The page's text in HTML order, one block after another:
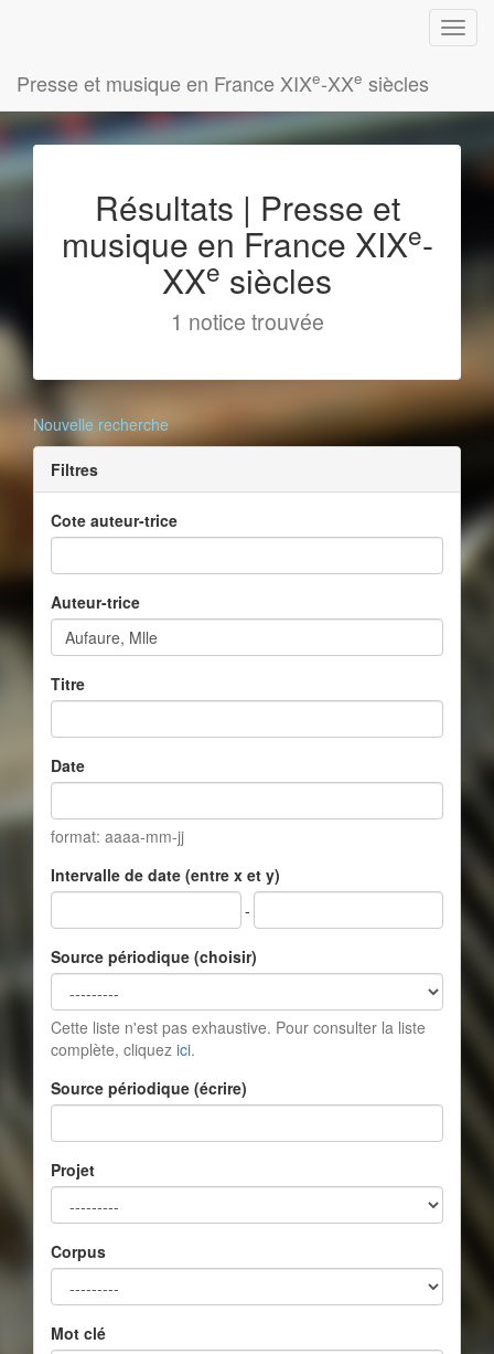
Presse et musique en France XIXe-XXe siècles
Résultats | Presse et
musique en France XIXe-
XXe siècles
1 notice trouvée
Nouvelle recherche
Filtres
Cote auteur-trice
Auteur-trice
Titre
Date
format: aaaa-mm-jj
Intervalle de date (entre x et y)
-
Source périodique (choisir)
Cette liste n'est pas exhaustive. Pour consulter la liste
complète, cliquez ici.
Source périodique (écrire)
Projet
Corpus
Mot clé